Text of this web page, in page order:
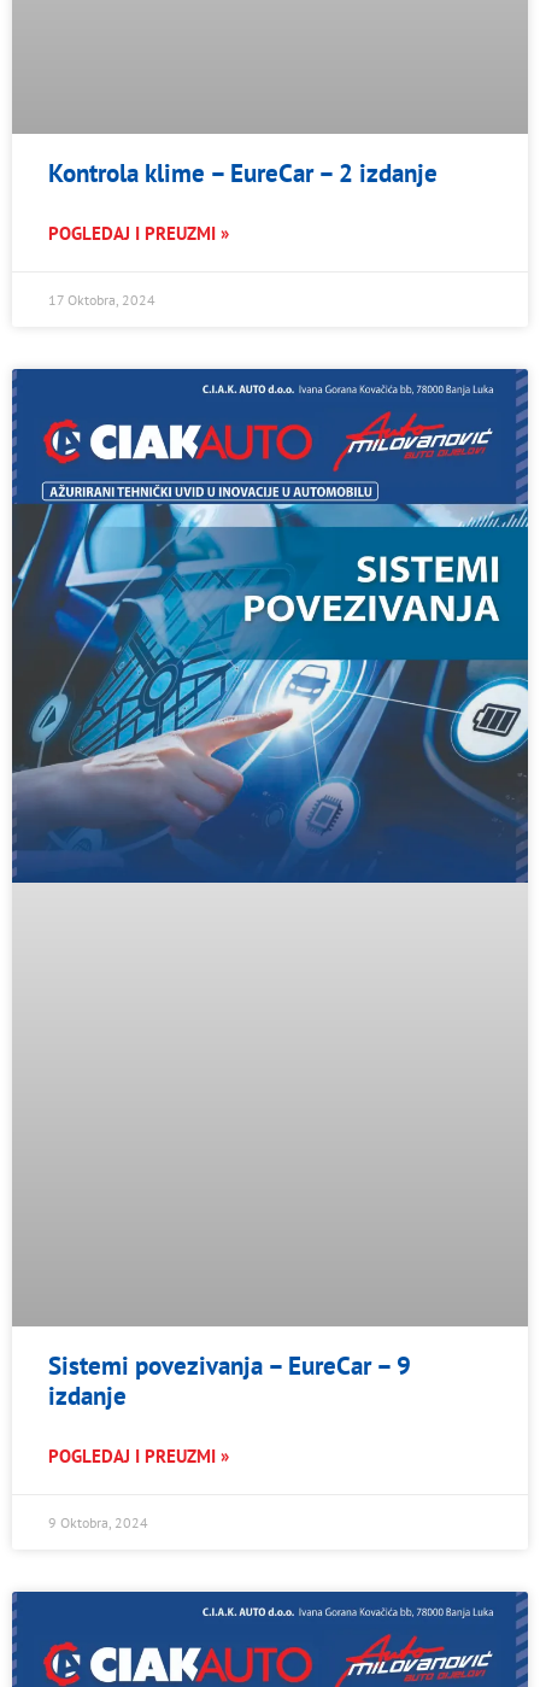
Kontrola klime – EureCar – 2 izdanje
POGLEDAJ I PREUZMI »
17 Oktobra, 2024
Sistemi povezivanja – EureCar – 9
izdanje
POGLEDAJ I PREUZMI »
9 Oktobra, 2024